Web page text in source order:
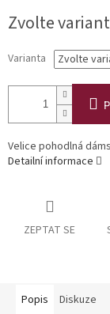
cena:
Zvolte
Varianta
Velice pohodlná
Detailní informace
ZEPTAT SE
Popis Diskuze